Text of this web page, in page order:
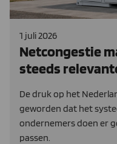
1 juli 2026
Netcongestie
steeds
De druk op het
geworden dat het
ondernemers doen er
passen.